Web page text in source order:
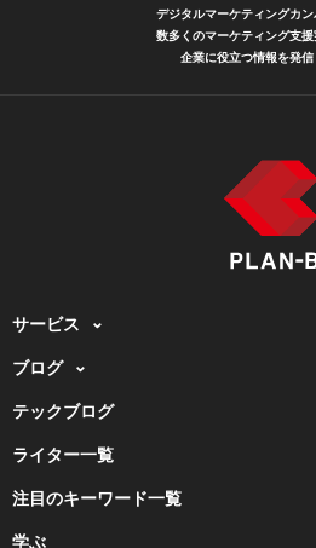
デジタルマーケティングカン
数多くのマーケティング支援
企業に役立つ情報を発信
サービス
ブログ
テックブログ
ライター一覧
注目のキーワード一覧
学ぶ